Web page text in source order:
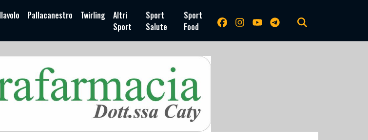
Pallacanestro Twirling
Altri
Sport
Sport
Salute
Sport
Food